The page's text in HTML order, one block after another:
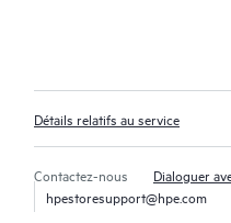
Détails relatifs au service
Contactez-nous
Dialoguer
hpestoresupport@hpe.com